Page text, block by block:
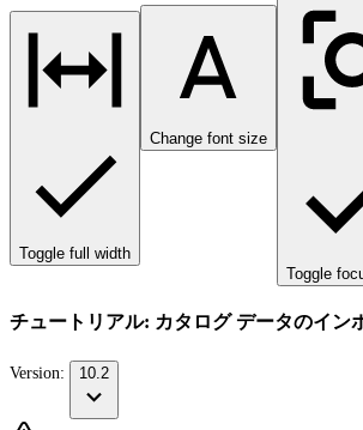
Toggle full width
Change font size
Toggle
チュートリアル: カタログ データのイン
Version: 10.2